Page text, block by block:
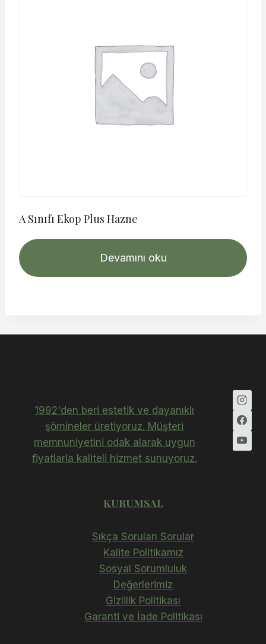
A Sınıfı Ekop Plus Hazne
Devamını oku
1992'den beri estetik ve dayanıklı
şömineler üretiyoruz. Müşteri
memnuniyetini odak alarak uygun
fiyatlarla kaliteli hizmet sunuyoruz.
KURUMSAL
Sıkça Sorulan Sorular
Kalite Politikamız
Sosyal Sorumluluk
Değerlerimiz
Gizlilik Politikası
Garanti ve İade Politikası